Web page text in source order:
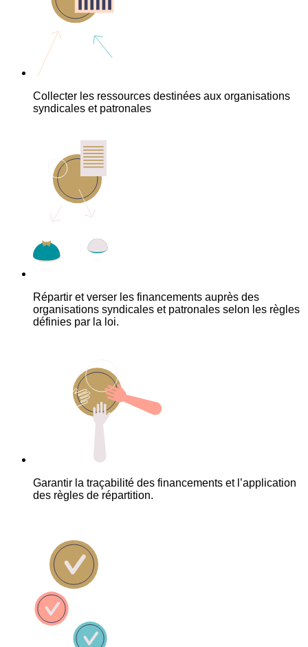
Collecter les ressources destinées aux organisations
syndicales et patronales
Répartir et verser les financements auprès des
organisations syndicales et patronales selon les règles
définies par la loi.
Garantir la traçabilité des financements et l’application
des règles de répartition.